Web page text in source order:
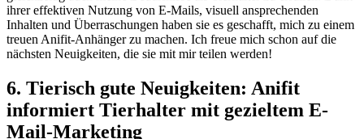
ihrer effektiven⁣ Nutzung von E-Mails, visuell⁣ ansprechenden
Inhalten ⁢und Überraschungen haben sie es geschafft, mich zu einem⁢
treuen Anifit-Anhänger zu machen. Ich freue mich schon auf die
‌nächsten Neuigkeiten, die sie mit ​mir teilen werden!
6. Tierisch gute Neuigkeiten: Anifit
informiert Tierhalter mit ⁣gezieltem E-
Mail-Marketing